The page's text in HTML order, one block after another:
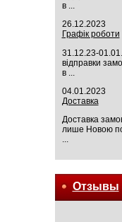
в ...
26.12.2023
Графік роботи
31.12.23-
відправки
в ...
04.01.2023
Доставка
Доставка
лише Новою
...
Отзывы